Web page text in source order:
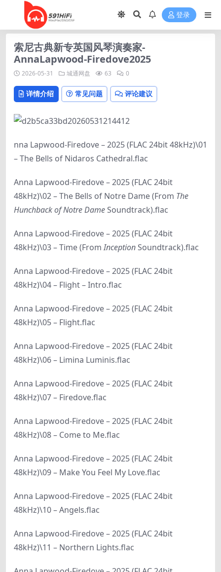
登录
索尼古典新专英国风琴演奏家-
AnnaLapwood-Firedove2025
2026-05-31 城通网盘 63 0
详情介绍 常见问题 评论建议
nna Lapwood-Firedove – 2025 (FLAC 24bit 48kHz)\01
– The Bells of Nidaros Cathedral.flac
Anna Lapwood-Firedove – 2025 (FLAC 24bit
48kHz)\02 – The Bells of Notre Dame (From The
Hunchback of Notre DameSoundtrack).flac
Anna Lapwood-Firedove – 2025 (FLAC 24bit
48kHz)\03 – Time (FromInceptionSoundtrack).flac
Anna Lapwood-Firedove – 2025 (FLAC 24bit
48kHz)\04 – Flight – Intro.flac
Anna Lapwood-Firedove – 2025 (FLAC 24bit
48kHz)\05 – Flight.flac
Anna Lapwood-Firedove – 2025 (FLAC 24bit
48kHz)\06 – Limina Luminis.flac
Anna Lapwood-Firedove – 2025 (FLAC 24bit
48kHz)\07 – Firedove.flac
Anna Lapwood-Firedove – 2025 (FLAC 24bit
48kHz)\08 – Come to Me.flac
Anna Lapwood-Firedove – 2025 (FLAC 24bit
48kHz)\09 – Make You Feel My Love.flac
Anna Lapwood-Firedove – 2025 (FLAC 24bit
48kHz)\10 – Angels.flac
Anna Lapwood-Firedove – 2025 (FLAC 24bit
48kHz)\11 – Northern Lights.flac